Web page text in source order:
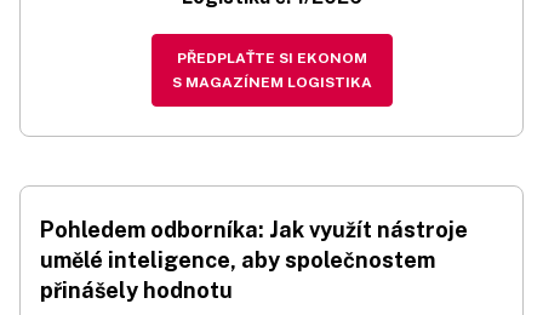
PŘEDPLAŤTE SI EKONOM
S MAGAZÍNEM LOGISTIKA
Pohledem odborníka: Jak využít nástroje
umělé inteligence, aby společnostem
přinášely hodnotu